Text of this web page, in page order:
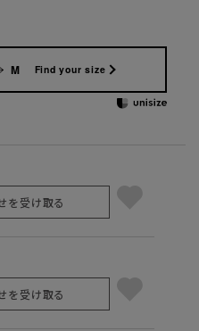
M Find your size
を受け取る
を受け取る